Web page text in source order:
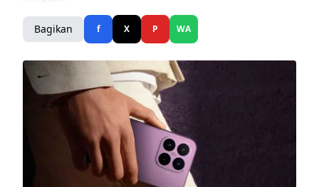
Bagikan f X P WA